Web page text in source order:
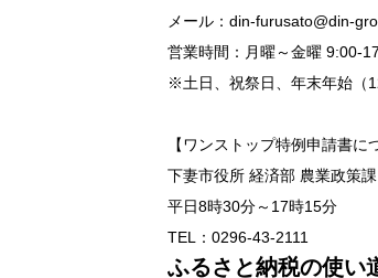
メール：din-furusato@din-
営業時間：月曜～金曜 9:00-
※土日、祝祭日、年末年始（
【ワンストップ特例申請書に
下妻市役所 経済部 農業政策
平日8時30分～17時15分
TEL：0296-43-2111
ふるさと納税の使い